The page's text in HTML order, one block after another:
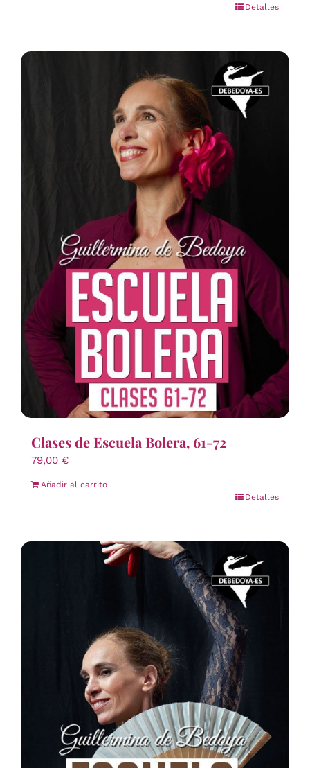
Detalles
Clases de Escuela Bolera, 61-72
79,00 €
Añadir al carrito
Detalles